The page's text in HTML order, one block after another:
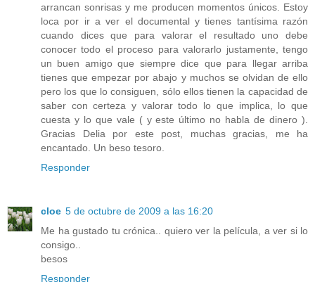
arrancan sonrisas y me producen momentos únicos. Estoy
loca por ir a ver el documental y tienes tantísima razón
cuando dices que para valorar el resultado uno debe
conocer todo el proceso para valorarlo justamente, tengo
un buen amigo que siempre dice que para llegar arriba
tienes que empezar por abajo y muchos se olvidan de ello
pero los que lo consiguen, sólo ellos tienen la capacidad de
saber con certeza y valorar todo lo que implica, lo que
cuesta y lo que vale ( y este último no habla de dinero ).
Gracias Delia por este post, muchas gracias, me ha
encantado. Un beso tesoro.
Responder
cloe 5 de octubre de 2009 a las 16:20
Me ha gustado tu crónica.. quiero ver la película, a ver si lo
consigo..
besos
Responder